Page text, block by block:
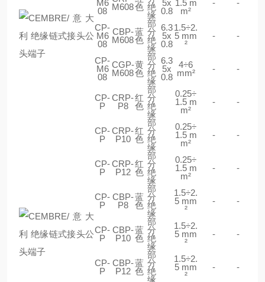
M6
08 M608色 绝
缘
5x
0.8
1.5 m
m²
- -
CP-
M6
08
CBP-
M608
蓝
色
部
分
绝
缘
6.3
5x
0.8
1.5÷2.
5 mm
²
- -
CP-
M6
08
CGP-
M608
黄
色
部
分
绝
缘
6.3
5x
0.8
4÷6
mm²
- -
CP-
P
CRP-
P8
红
色
部
分
绝
缘
0.25÷
1.5 m
m²
- -
CP-
P
CRP-
P10
红
色
部
分
绝
缘
0.25÷
1.5 m
m²
- -
CP-
P
CRP-
P12
红
色
部
分
绝
缘
0.25÷
1.5 m
m²
- -
CP-
P
CBP-
P8
蓝
色
部
分
绝
缘
1.5÷2.
5 mm
²
- -
CP-
P
CBP-
P10
蓝
色
部
分
绝
缘
1.5÷2.
5 mm
²
- -
CP-
P
CBP-
P12
蓝
色
部
分
绝
缘
1.5÷2.
5 mm
²
- -